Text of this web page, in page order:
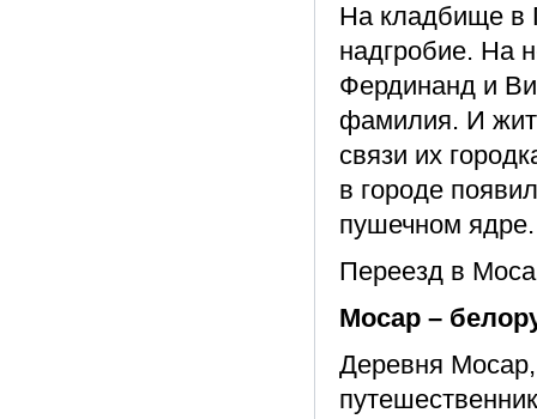
На кладбище в
надгробие. На
Фердинанд и
фамилия. И
связи их
в городе
пушечном ядре.
Переезд в
Мосар –
Деревня Мосар,